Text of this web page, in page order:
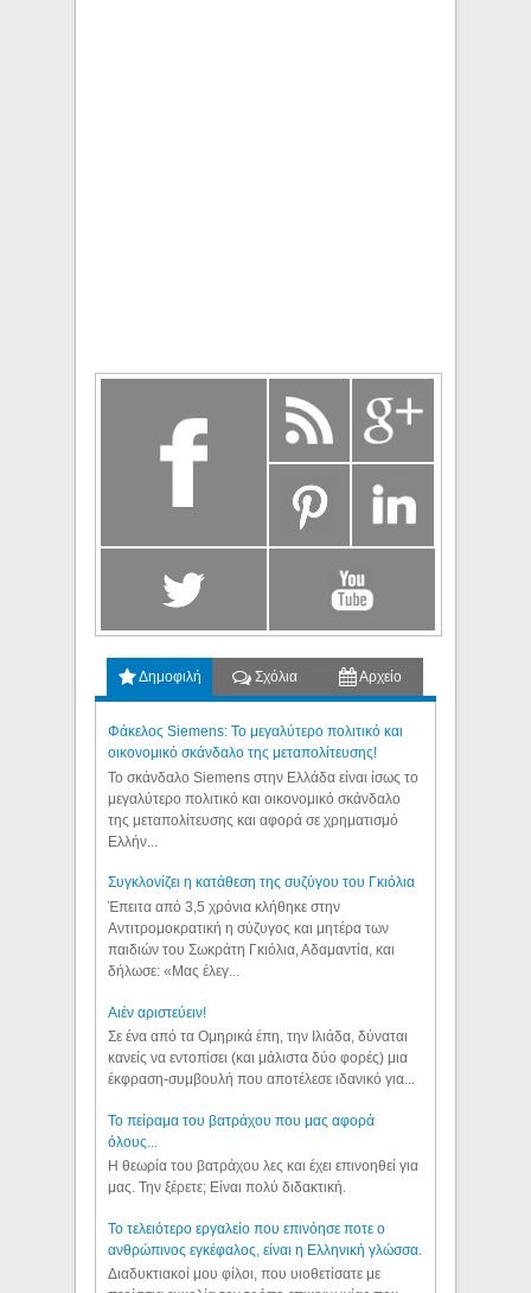
Δημοφιλή Σχόλια Αρχείο
Φάκελος Siemens: Το μεγαλύτερο πολιτικό και
οικονομικό σκάνδαλο της μεταπολίτευσης!
Το σκάνδαλο Siemens στην Ελλάδα είναι ίσως το
μεγαλύτερο πολιτικό και οικονομικό σκάνδαλο
της μεταπολίτευσης και αφορά σε χρηματισμό
Ελλήν...
Συγκλονίζει η κατάθεση της συζύγου του Γκιόλια
Έπειτα από 3,5 χρόνια κλήθηκε στην
Αντιτρομοκρατική η σύζυγος και μητέρα των
παιδιών του Σωκράτη Γκιόλια, Αδαμαντία, και
δήλωσε: «Μας έλεγ...
Aιέν αριστεύειν!
Σε ένα από τα Ομηρικά έπη, την Ιλιάδα, δύναται
κανείς να εντοπίσει (και μάλιστα δύο φορές) μια
έκφραση-συμβουλή που αποτέλεσε ιδανικό για...
Το πείραμα του βατράχου που μας αφορά
όλους...
Η θεωρία του βατράχου λες και έχει επινοηθεί για
μας. Την ξέρετε; Είναι πολύ διδακτική.
Το τελειότερο εργαλείο που επινόησε ποτε ο
ανθρώπινος εγκέφαλος, είναι η Ελληνική γλώσσα.
Διαδυκτιακοί μου φίλοι, που υιοθετίσατε με